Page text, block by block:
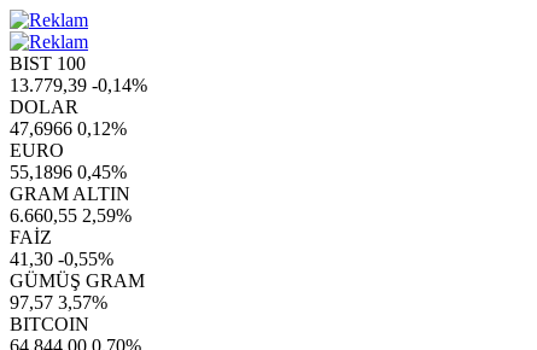
BIST 100
13.779,39 -0,14%
DOLAR
47,6966 0,12%
EURO
55,1896 0,45%
GRAM ALTIN
6.660,55 2,59%
FAİZ
41,30 -0,55%
GÜMÜŞ GRAM
97,57 3,57%
BITCOIN
64.844,00 0,70%